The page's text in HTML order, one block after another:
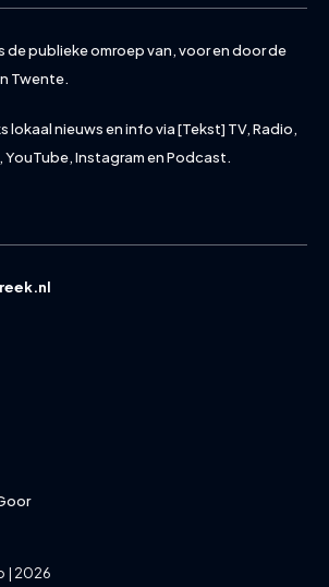
de publieke omroep van, voor en door de
Twente.
lokaal nieuws en info via [Tekst] TV, Radio,
Instagram en Podcast.
| 2026